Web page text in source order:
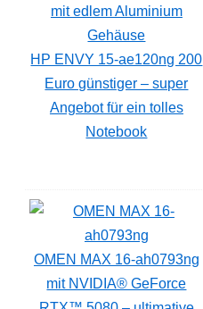
HP ENVY 15-ae120ng 200
Euro günstiger – super
Angebot für ein tolles
Notebook
OMEN MAX 16-ah0793ng
mit NVIDIA® GeForce